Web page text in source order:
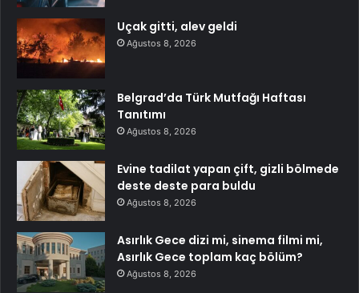
Uçak gitti, alev geldi
Ağustos 8, 2026
Belgrad’da Türk Mutfağı Haftası
Tanıtımı
Ağustos 8, 2026
Evine tadilat yapan çift, gizli bölmede
deste deste para buldu
Ağustos 8, 2026
Asırlık Gece dizi mi, sinema filmi mi,
Asırlık Gece toplam kaç bölüm?
Ağustos 8, 2026